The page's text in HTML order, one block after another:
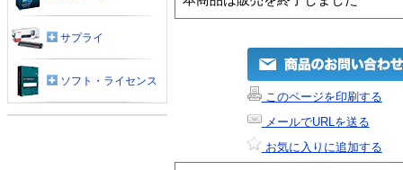
このページを印刷する
メールでURLを送る
お気に入りに追加する
サプライ
ソフト・ライセンス